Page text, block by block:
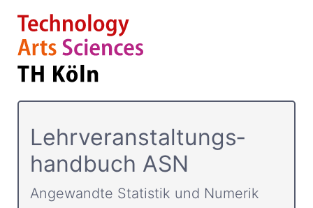
Lehrver­anstaltungs­
handbuch ASN
Angewandte Statistik und Numerik